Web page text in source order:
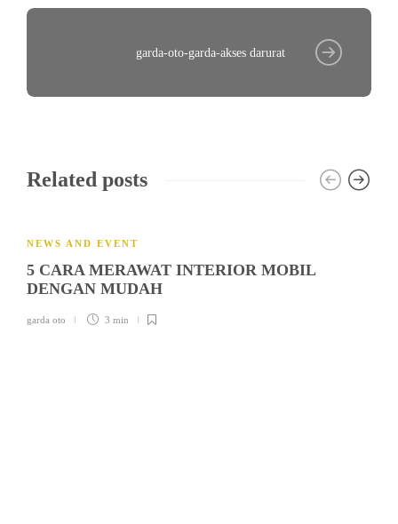
garda-oto-garda-akses darurat
Related posts
NEWS AND EVENT
5 CARA MERAWAT INTERIOR MOBIL
DENGAN MUDAH
garda oto 3 min